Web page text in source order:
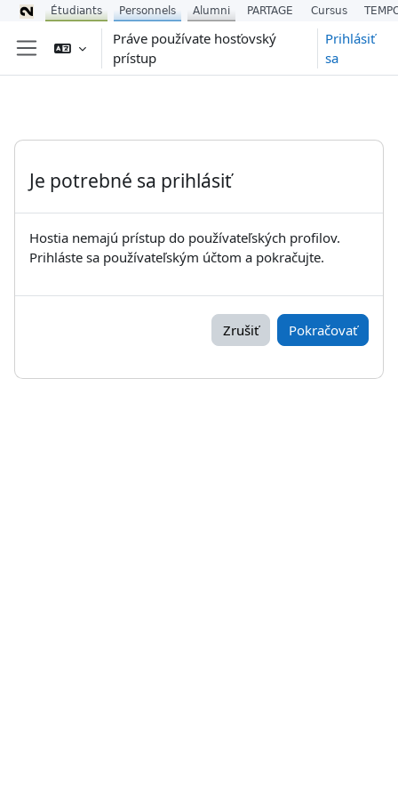
Preskočiť na hlavný obsah
Bočný panel
Práve používate hosťovský
prístup
Prihlásiť
sa
Je potrebné sa prihlásiť
Hostia nemajú prístup do používateľských profilov.
Prihláste sa používateľským účtom a pokračujte.
Zrušiť Pokračovať
Étudiants Personnels Alumni PARTAGE Cursus